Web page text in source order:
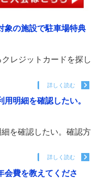
象の施設で駐車場特典
レジットカードを探し
詳しく読む
明細を確認したい。
を確認したい。確認方
詳しく読む
会費を教えてくださ